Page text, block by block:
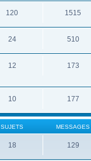
120 1515
24 510
12 173
10 177
SUJETS MESSAGES
18 129